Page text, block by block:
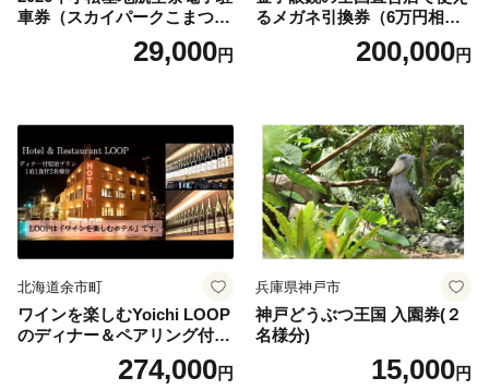
車券（スカイパークこまつ
翼） 駐車場 シャトルバスの
りばすぐ 石川県 小松市
29,000円
るメガネ引換券（6万円相
当） Platinum200,000円
北海道余市町
ワインを楽しむYoichi LOOP
のディナー＆ペアリング付宿
泊プラン＜デラックスツイン
274,000円
兵庫県神戸市
神戸どうぶつ王国 入園券(２
名様分)
15,000円